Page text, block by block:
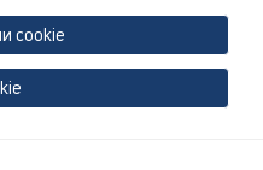
cookie